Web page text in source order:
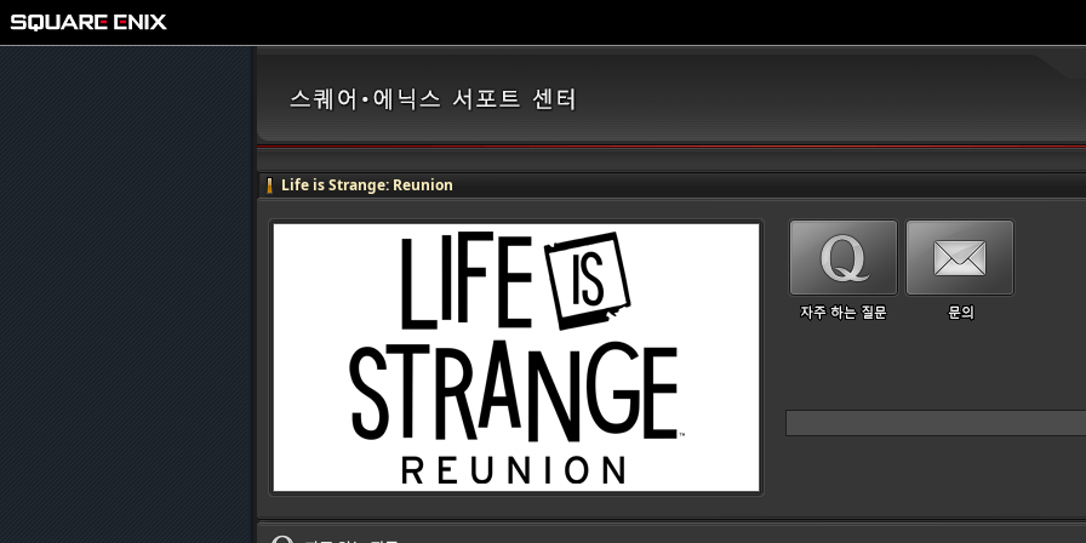
Life is Strange: Reunion